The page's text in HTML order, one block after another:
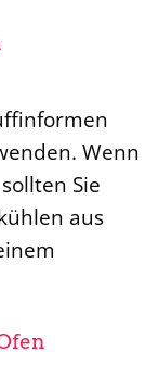
Wenn
Sie
aus